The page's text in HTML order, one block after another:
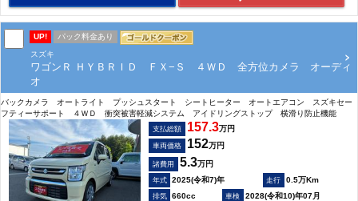
UP!
パック料金あり
スズキ
ワゴンＲ ＨＹＢＲＩＤ ＦＸ−Ｓ ４ＷＤ 全方位カメラ オーディ
オ
バックカメラ オートライト プッシュスタート シートヒーター オートエアコン スズキセー
フティーサポート ４ＷＤ 衝突被害軽減システム アイドリングストップ 横滑り防止機能
支払総額 157.3万円
車両価格 152万円
諸費用 5.3万円
2025(令和7)年
0.5万Km
660cc
2028(令和10)年07月